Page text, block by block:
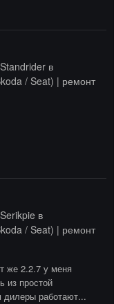
Standrider в
/ Seat) | ремонт
Serikpie в
/ Seat) | ремонт
же 2.2.7 у меня
из простой
дилеры работают...